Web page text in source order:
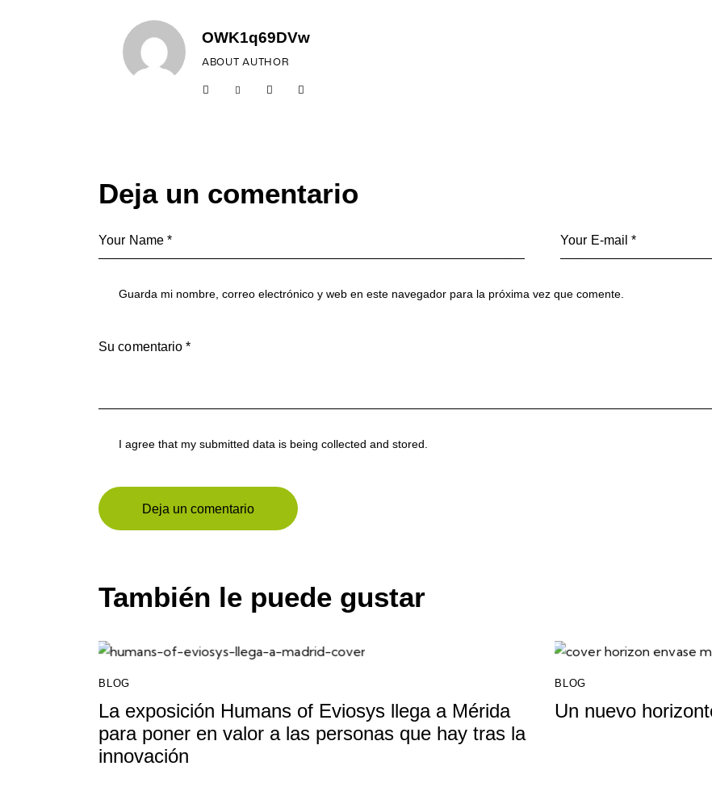
OWK1q69DVw
ABOUT AUTHOR
facebook-twitter-
dribble-instagram
Deja un comentario
Guarda mi nombre, correo electrónico y web en este navegador para la próxima vez que comente.
I agree that my submitted data is being collected and stored.
También le puede gustar
BLOG
La exposición Humans of Eviosys llega a Mérida
para poner en valor a las personas que hay tras la
innovación
BLOG
Un nuevo